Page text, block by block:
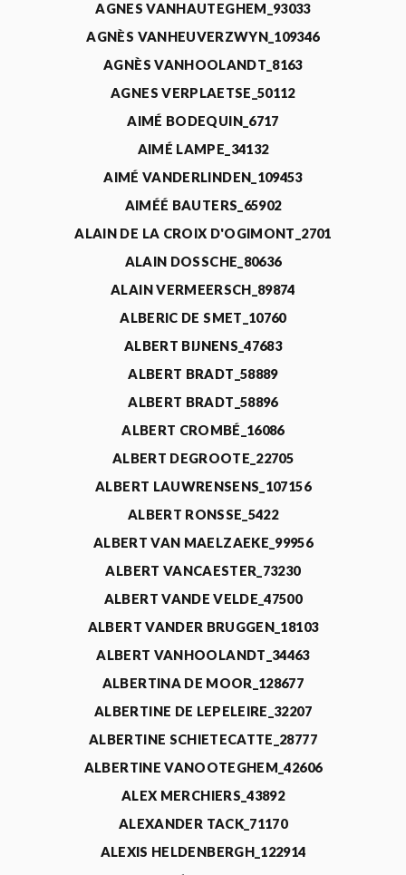
AGNES VANHAUTEGHEM_93033
AGNÈS VANHEUVERZWYN_109346
AGNÈS VANHOOLANDT_8163
AGNES VERPLAETSE_50112
AIMÉ BODEQUIN_6717
AIMÉ LAMPE_34132
AIMÉ VANDERLINDEN_109453
AIMÉÉ BAUTERS_65902
ALAIN DE LA CROIX D'OGIMONT_2701
ALAIN DOSSCHE_80636
ALAIN VERMEERSCH_89874
ALBERIC DE SMET_10760
ALBERT BIJNENS_47683
ALBERT BRADT_58889
ALBERT BRADT_58896
ALBERT CROMBÉ_16086
ALBERT DEGROOTE_22705
ALBERT LAUWRENSENS_107156
ALBERT RONSSE_5422
ALBERT VAN MAELZAEKE_99956
ALBERT VANCAESTER_73230
ALBERT VANDE VELDE_47500
ALBERT VANDER BRUGGEN_18103
ALBERT VANHOOLANDT_34463
ALBERTINA DE MOOR_128677
ALBERTINE DE LEPELEIRE_32207
ALBERTINE SCHIETECATTE_28777
ALBERTINE VANOOTEGHEM_42606
ALEX MERCHIERS_43892
ALEXANDER TACK_71170
ALEXIS HELDENBERGH_122914